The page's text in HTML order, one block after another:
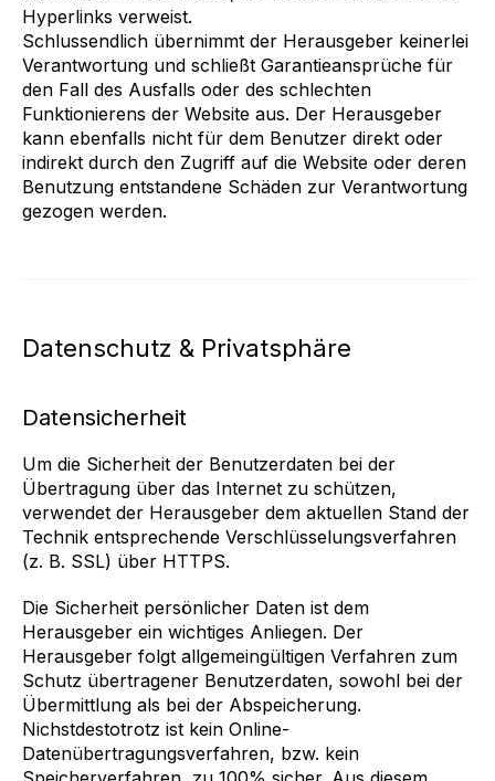
Hyperlinks verweist.
Schlussendlich übernimmt der Herausgeber keinerlei
Verantwortung und schließt Garantieansprüche für
den Fall des Ausfalls oder des schlechten
Funktionierens der Website aus. Der Herausgeber
kann ebenfalls nicht für dem Benutzer direkt oder
indirekt durch den Zugriff auf die Website oder deren
Benutzung entstandene Schäden zur Verantwortung
gezogen werden.
Datenschutz & Privatsphäre
Datensicherheit
Um die Sicherheit der Benutzerdaten bei der
Übertragung über das Internet zu schützen,
verwendet der Herausgeber dem aktuellen Stand der
Technik entsprechende Verschlüsselungsverfahren
(z. B. SSL) über HTTPS.
Die Sicherheit persönlicher Daten ist dem
Herausgeber ein wichtiges Anliegen. Der
Herausgeber folgt allgemeingültigen Verfahren zum
Schutz übertragener Benutzerdaten, sowohl bei der
Übermittlung als bei der Abspeicherung.
Nichstdestotrotz ist kein Online-
Datenübertragungsverfahren, bzw. kein